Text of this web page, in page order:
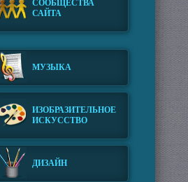
СООБЩЕСТВА
САЙТА
МУЗЫКА
ИЗОБРАЗИТЕЛЬНОЕ
ИСКУССТВО
ДИЗАЙН